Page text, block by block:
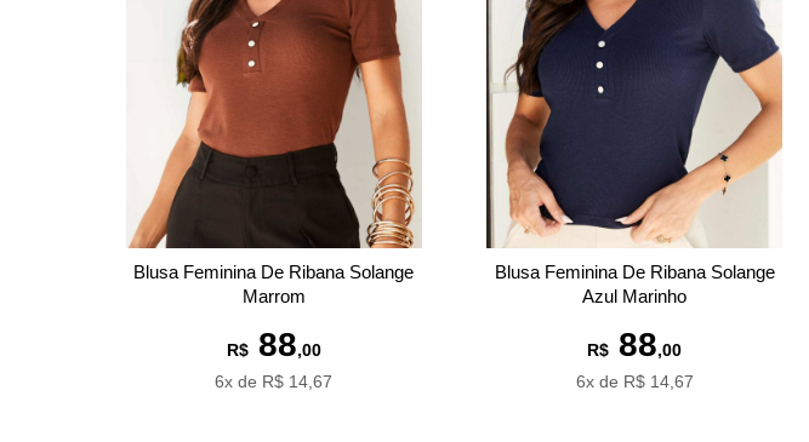
Blusa Feminina De Ribana Solange
Marrom
R$88,00
6x de R$ 14,67
Blusa Feminina De Ribana Solange
Azul Marinho
R$ 88,00
6x de R$ 14,67